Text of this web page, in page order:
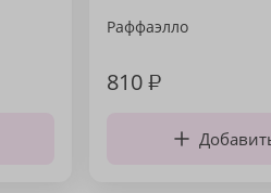
Раффаэлло
810₽